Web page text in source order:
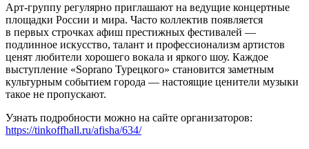
Арт-группу регулярно приглашают на ведущие концертные
площадки России и мира. Часто коллектив появляется
в первых строчках афиш престижных фестивалей —
подлинное искусство, талант и профессионализм артистов
ценят любители хорошего вокала и яркого шоу. Каждое
выступление «Soprano Турецкого» становится заметным
культурным событием города — настоящие ценители музыки
такое не пропускают.
Узнать подробности можно на сайте организаторов:
https://tinkoffhall.ru/afisha/634/